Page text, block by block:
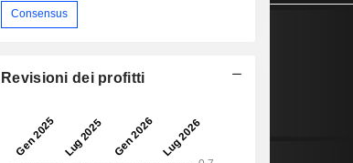
Consensus
Revisioni dei profitti